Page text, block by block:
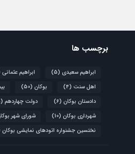
برچسب ها
ابراهیم سعیدی (5) ابراهیم عثمانی
اهل سنت (4) بوکان (50)
دادستان بوکان (6) دولت چهاردهم (5)
شهرداری بوکان (10) شورای شهر
نختسین جشنواره اتودهای نمایشی بوکان